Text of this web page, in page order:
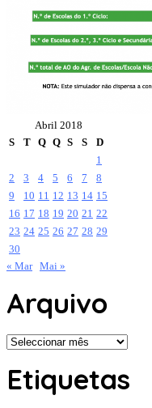
Abril 2018
S
T Q Q S S
D
1
2
3 4 5 6 7
8
9
10 11 12 13 14 15
16 17 18 19 20 21 22
23 24 25 26 27 28 29
30
« Mar Mai »
Arquivo
Arquivo
Etiquetas